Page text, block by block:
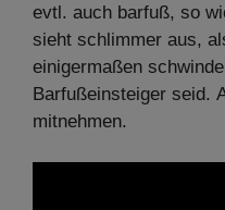
evtl. auch barfuß, so
sieht schlimmer aus,
einigermaßen
Barfußeinsteiger seid.
mitnehmen.